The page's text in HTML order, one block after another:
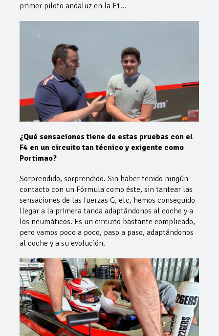
primer piloto andaluz en la F1…
¿Qué sensaciones tiene de estas pruebas con el
F4 en un circuito tan técnico y exigente como
Portimao?
Sorprendido, sorprendido. Sin haber tenido ningún
contacto con un Fórmula como éste, sin tantear las
sensaciones de las fuerzas G, etc, hemos conseguido
llegar a la primera tanda adaptándonos al coche y a
los neumáticos. Es un circuito bastante complicado,
pero vamos poco a poco, paso a paso, adaptándonos
al coche y a su evolución.